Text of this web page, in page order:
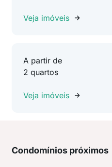
Veja imóveis
A partir de
2 quartos
Veja imóveis
Condomínios próximos